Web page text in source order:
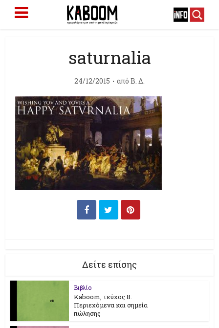
saturnalia
24/12/2015 από Β. Δ.
Δείτε επίσης
Βιβλίο
Kaboom, τεύχος 8:
Περιεχόμενα και σημεία
πώλησης